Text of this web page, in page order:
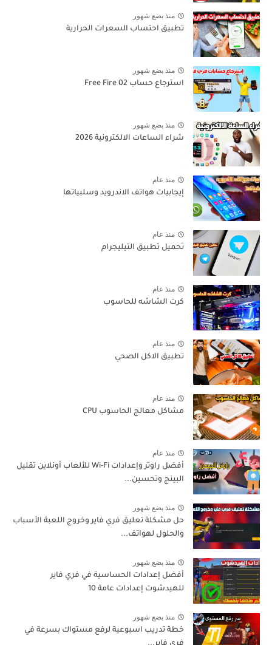
منذ بضع شهور
تطبيق احتساب السعرات الحرارية
منذ بضع شهور
استرجاع حساب Free Fire 02
منذ بضع شهور
شراء الساعات الالكترونية 2026
منذ عام
إيجابيات هواتف الاندرويد وسلبياتها
منذ عام
تحميل تطبيق التيليجرام
منذ عام
كرت الشاشه للحاسوب
منذ عام
تطبيق الاكل الصحي
منذ عام
مشاكل معالج الحاسوب CPU
منذ عام
أفضل راوتر وإعدادات Wi-Fi للألعاب أونلاين تقليل
البينج وتحسين...
منذ بضع شهور
حل مشكلة تعليق فري فاير وخروج اللعبة الأسباب
والحلول لهواتف...
منذ بضع شهور
أفضل إعدادات الحساسية في فري فاير
للهيدشوت إعدادات عامة 10
منذ بضع شهور
خطة تدريب اسبوعية لرفع مستواك بسرعة في